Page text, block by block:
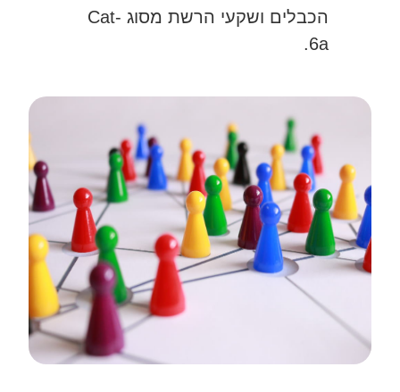
הכבלים ושקעי הרשת מסוג Cat-
6a.